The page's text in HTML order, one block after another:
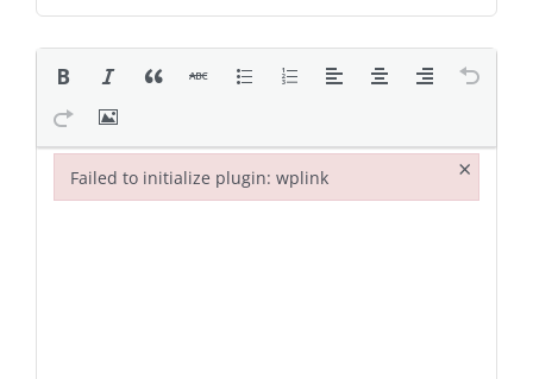
Failed to initialize plugin: wplink ×
Failed to initialize plugin: wplink